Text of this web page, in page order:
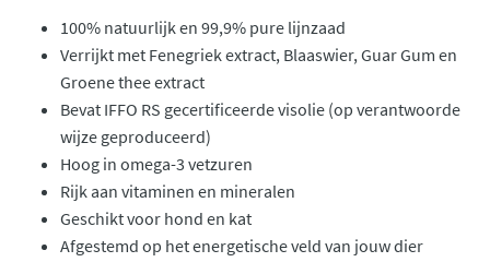
100% natuurlijk en 99,9% pure lijnzaad
Verrijkt met Fenegriek extract, Blaaswier, Guar Gum en
Groene thee extract
Bevat IFFO RS gecertificeerde visolie (op verantwoorde
wijze geproduceerd)
Hoog in omega-3 vetzuren
Rijk aan vitaminen en mineralen
Geschikt voor hond en kat
Afgestemd op het energetische veld van jouw dier